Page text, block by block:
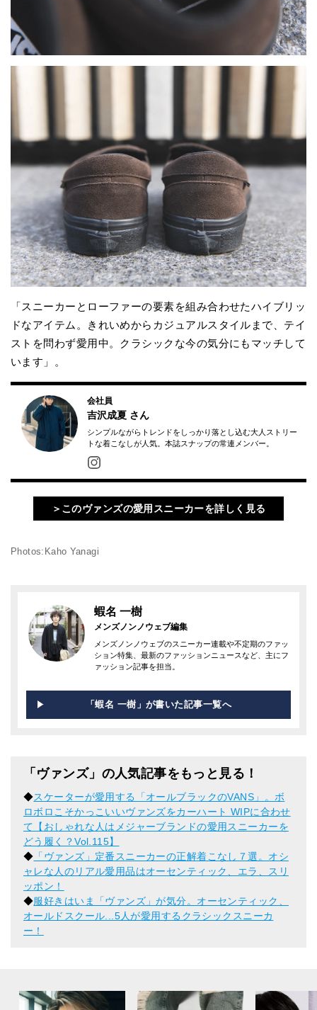
「スニーカーとローファーの要素を組み合わせたハイブリッ
ドなアイテム。きれいめからカジュアルスタイルまで、テイ
ストを問わず愛用中。クラシックな今の気分にもマッチして
います」。
会社員
吉沢成夏 さん
シンプルながらトレンドをしっかり落とし込む大人ストリー
トな着こなしが人気。本誌スナップの常連メンバー。
＞このヴァンズの愛用スニーカーを詳しく見る
Photos:Kaho Yanagi
蝦名 一樹
メンズノンノウェブ編集
メンズノンノウェブのスニーカー連載や不定期のファッ
ション特集、最新のファッションニュースなど、主にフ
ァッション記事を担当。
「蝦名 一樹」が書いた記事一覧へ
「ヴァンズ」の人気記事をもっと見る！
◆スケーターが愛用する「オールブラックのVANS」。ボ
ロボロこそかっこいいヴァンズをカーハート WIPに合わせ
て【おしゃれな人はメジャーブランドの愛用スニーカーを
どう履く？Vol.115】
◆ 「ヴァンズ」定番スニーカーの正解着こなし７選。オシ
ャレな人のリアル愛用品はオーセンティック、エラ、スリ
ッポン！
◆服好きはいま「ヴァンズ」が気分。オーセンティック、
オールドスクール...5人が愛用するクラシックスニーカ
ー！